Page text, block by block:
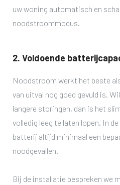
uw woning automatisch en
noodstroommodus.
2. Voldoende
Noodstroom werkt het beste
van uitval nog goed gevuld is.
langere storingen, dan is het
volledig leeg te laten lopen. In
batterij altijd minimaal een
noodgevallen.
Bij de installatie bespreken we